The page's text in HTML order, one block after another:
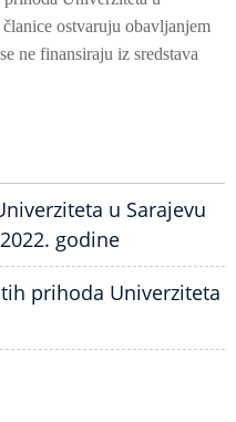
ostvaruju obavljanjem
ne finansiraju iz sredstava
u Sarajevu
godine
prihoda Univerziteta